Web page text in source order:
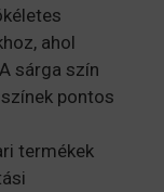
ahol
sárga szín
pontos
termékek